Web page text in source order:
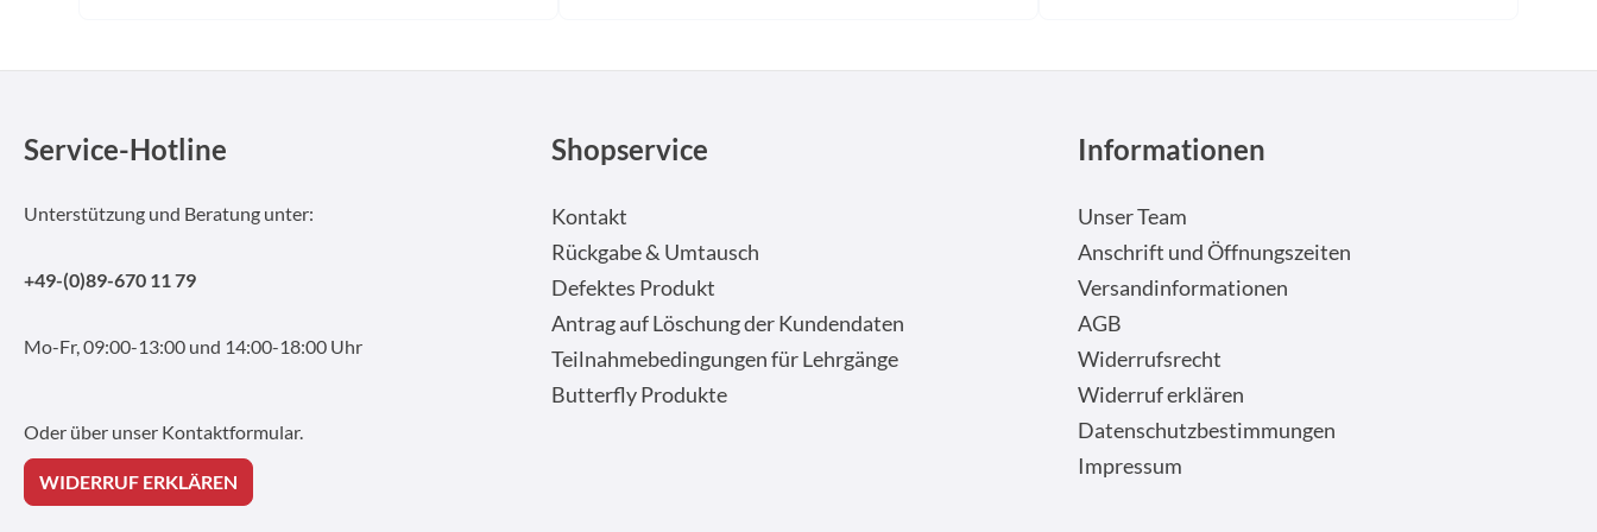
Service-Hotline
Unterstützung und Beratung unter:
+49-(0)89-670 11 79
Mo-Fr, 09:00-13:00 und 14:00-18:00 Uhr
Oder über unser Kontaktformular.
WIDERRUF ERKLÄREN
Shopservice
Kontakt
Rückgabe & Umtausch
Defektes Produkt
Antrag auf Löschung der Kundendaten
Teilnahmebedingungen für Lehrgänge
Butterfly Produkte
Informationen
Unser Team
Anschrift und Öffnungszeiten
Versandinformationen
AGB
Widerrufsrecht
Widerruf erklären
Datenschutzbestimmungen
Impressum